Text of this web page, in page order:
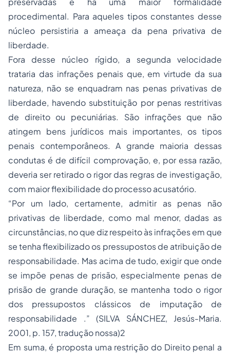
procedimental. Para aqueles tipos constantes desse
núcleo persistiria a ameaça da pena privativa de
liberdade.
Fora desse núcleo rígido, a segunda velocidade
trataria das infrações penais que, em virtude da sua
natureza, não se enquadram nas penas privativas de
liberdade, havendo substituição por penas restritivas
de direito ou pecuniárias. São infrações que não
atingem bens jurídicos mais importantes, os tipos
penais contemporâneos. A grande maioria dessas
condutas é de difícil comprovação, e, por essa razão,
deveria ser retirado o rigor das regras de investigação,
com maior flexibilidade do processo acusatório.
“Por um lado, certamente, admitir as penas não
privativas de liberdade, como mal menor, dadas as
circunstâncias, no que diz respeito às infrações em que
se tenha flexibilizado os pressupostos de atribuição de
responsabilidade. Mas acima de tudo, exigir que onde
se impõe penas de prisão, especialmente penas de
prisão de grande duração, se mantenha todo o rigor
dos pressupostos clássicos de imputação de
responsabilidade .” (SILVA SÁNCHEZ, Jesús-Maria.
2001, p. 157, tradução nossa)2
Em suma, é proposta uma restrição do Direito penal a